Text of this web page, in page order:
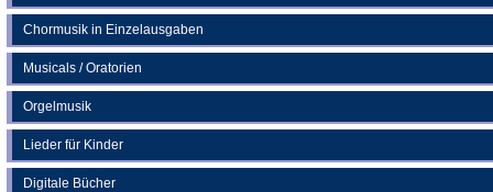
Chormusik in Einzelausgaben
Musicals / Oratorien
Orgelmusik
Lieder für Kinder
Digitale Bücher